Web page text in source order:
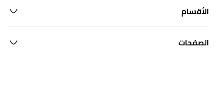
الأقسام
الصفحات